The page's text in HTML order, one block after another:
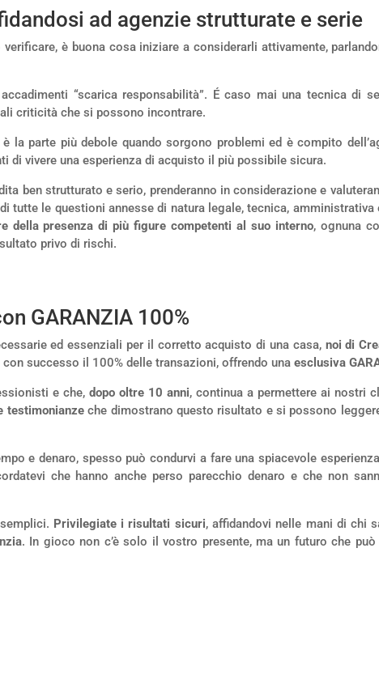
ad agenzie strutturate e serie
è buona cosa iniziare a considerarli attivamente,
“scarica responsabilità”. É caso mai una tecnica di
criticità che si possono incontrare.
la parte più debole quando sorgono problemi ed è compito
di vivere una esperienza di acquisto il più possibile sicura.
ben strutturato e serio, prenderanno in considerazione e
le questioni annesse di natura legale, tecnica, amministrativa
della presenza di più figure competenti al suo interno, ognuna
privo di rischi.
GARANZIA 100%
ed essenziali per il corretto acquisto di una casa, noi di
successo il 100% delle transazioni, offrendo unaesclusiva
e che, dopo oltre 10 anni, continua a permettere ai nostri
testimonianzeche dimostrano questo risultato e si possono
e denaro, spesso può condurvi a fare una spiacevole
che hanno anche perso parecchio denaro e che non
Privilegiate i risultati sicuri, affidandovi nelle mani di chi
. In gioco non c’è solo il vostro presente, ma un futuro che